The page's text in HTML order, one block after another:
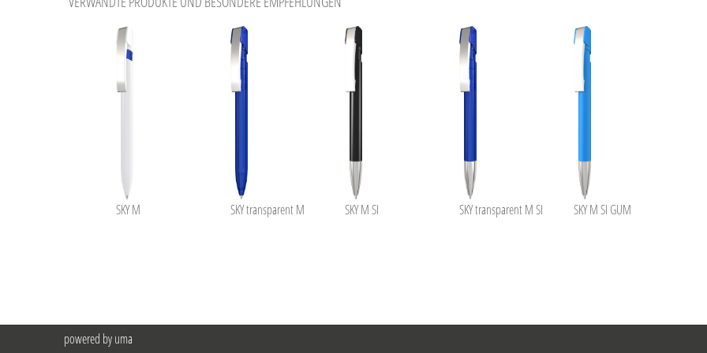
SKY M SKY transparent M SKY M SI SKY transparent M SI SKY M SI GUM
powered by uma